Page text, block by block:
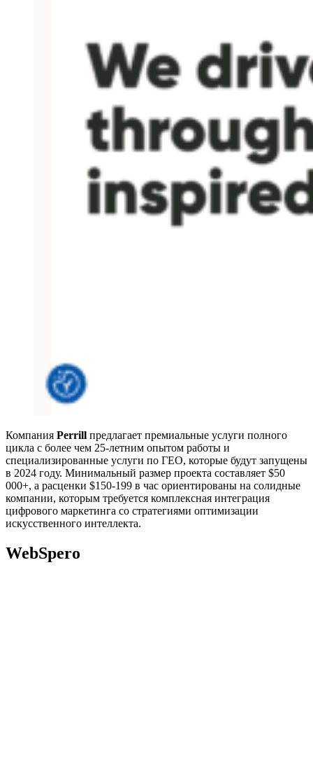
Компания Perrill предлагает премиальные услуги полного
цикла с более чем 25-летним опытом работы и
специализированные услуги по ГЕО, которые будут запущены
в 2024 году. Минимальный размер проекта составляет $50
000+, а расценки $150-199 в час ориентированы на солидные
компании, которым требуется комплексная интеграция
цифрового маркетинга со стратегиями оптимизации
искусственного интеллекта.
WebSpero